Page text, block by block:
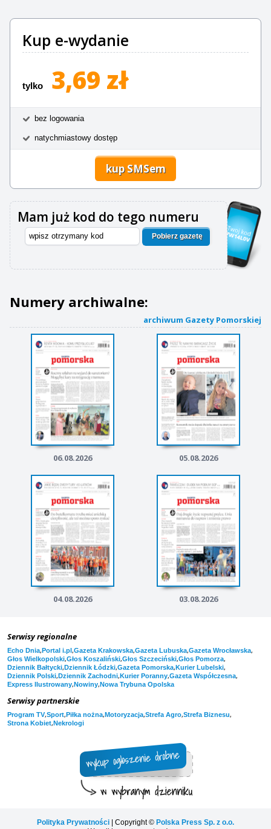
Kup e-wydanie
tylko 3,69 zł
bez logowania
natychmiastowy dostęp
kup SMSem
Mam już kod do tego numeru
Pobierz gazetę
Numery archiwalne:
archiwum Gazety Pomorskiej
06.08.2026 05.08.2026
04.08.2026 03.08.2026
Serwisy regionalne
Echo Dnia,Portal i.pl,Gazeta Krakowska,Gazeta Lubuska,Gazeta Wrocławska,
Głos Wielkopolski,Głos Koszaliński,Głos Szczeciński,Głos Pomorza,
Dziennik Bałtycki,Dziennik Łódzki,Gazeta Pomorska,Kurier Lubelski,
Dziennik Polski,Dziennik Zachodni,Kurier Poranny,Gazeta Współczesna,
Express Ilustrowany,Nowiny,Nowa Trybuna Opolska
Serwisy partnerskie
Program TV,Sport,Piłka nożna,Motoryzacja,Strefa Agro,Strefa Biznesu,
Strona Kobiet,Nekrologi
Polityka Prywatności | Copyright © Polska Press Sp. z o.o.